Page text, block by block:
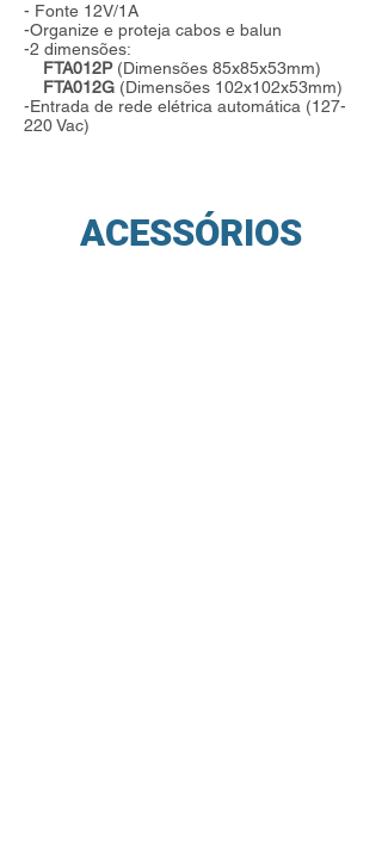
- Fonte 12V/1A
-Organize e proteja cabos e balun
-2 dimensões:
FTA012P(Dimensões 85x85x53mm)
FTA012G (Dimensões 102x102x53mm)
-Entrada de rede elétrica automática (127-
220 Vac)
ACESSÓRIOS